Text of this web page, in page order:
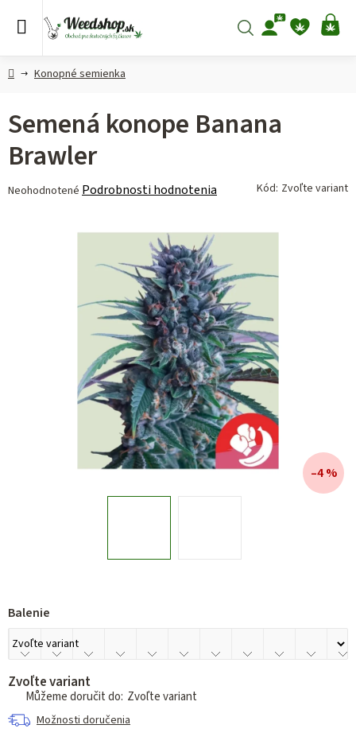
Hľadať
DomovKonopné semienka
Balenie
Zvoľte variant
Zvoľte variant
Možnosti doručenia
Semená konope Banana
Brawler
Priemerné
Neohodnotené Podrobnosti hodnotenia Kód: Zvoľte variant
–4 %